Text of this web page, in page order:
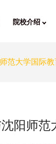
院校介绍
范大学国际教
阳师范